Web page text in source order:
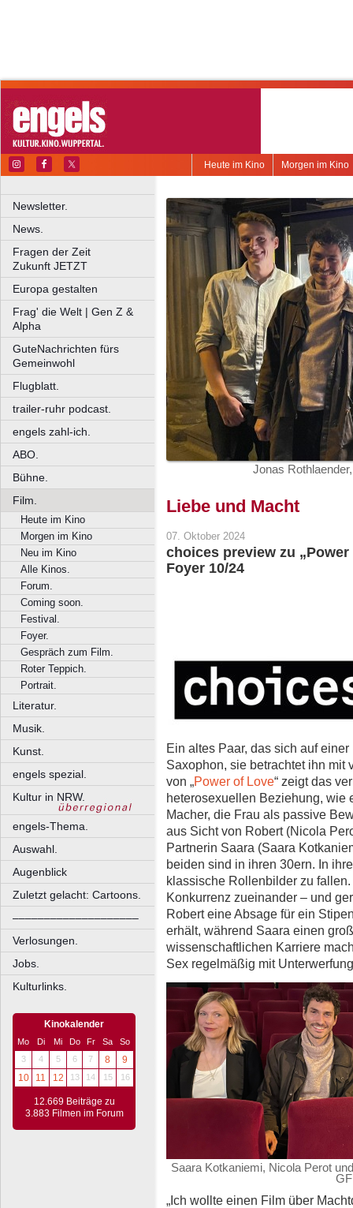
Morgen im Kino
Heute im Kino
Newsletter.
News.
Fragen der Zeit
Zukunft JETZT
Europa gestalten
Frag' die Welt | Gen Z &
Alpha
GuteNachrichten fürs
Gemeinwohl
Flugblatt.
trailer-ruhr podcast.
engels zahl-ich.
ABO.
Bühne.
Film.
Heute im Kino
Morgen im Kino
Neu im Kino
Alle Kinos.
Forum.
Coming soon.
Festival.
Foyer.
Gespräch zum Film.
Roter Teppich.
Portrait.
Literatur.
Musik.
Kunst.
engels spezial.
Kultur in NRW.
engels-Thema.
Auswahl.
Augenblick
Zuletzt gelacht: Cartoons.
––––––––––––––––––––
Verlosungen.
Jobs.
Kulturlinks.
Kinokalender
Mo Di Mi Do Fr Sa
So
3
4 5 6 7 8
9
10
11 12 13 14 15 16
12.669 Beiträge zu
3.883 Filmen im Forum
Jonas
Liebe und Macht
07. Oktober 2024
choices preview zu
Foyer 10/24
Ein altes Paar, das sich auf
Saxophon, sie betrachtet ihn
von „ Power of Love“ zeigt das
heterosexuellen Beziehung, wie
Macher, die Frau als passive
aus Sicht von Robert (Nicola
Partnerin Saara (Saara
beiden sind in ihren 30ern. In
klassische Rollenbilder zu
Konkurrenz zueinander – und
Robert eine Absage für ein
erhält, während Saara einen
wissenschaftlichen Karriere
Sex regelmäßig mit
Saara Kotkaniemi, Nicola Perot
„Ich wollte einen Film über